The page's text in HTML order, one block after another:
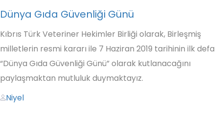
Dünya Gıda Güvenliği Günü
Kıbrıs Türk Veteriner Hekimler Birliği olarak, Birleşmiş
milletlerin resmi kararı ile 7 Haziran 2019 tarihinin ilk defa
“Dünya Gıda Güvenliği Günü” olarak kutlanacağını
paylaşmaktan mutluluk duymaktayız.
Author
Niyel